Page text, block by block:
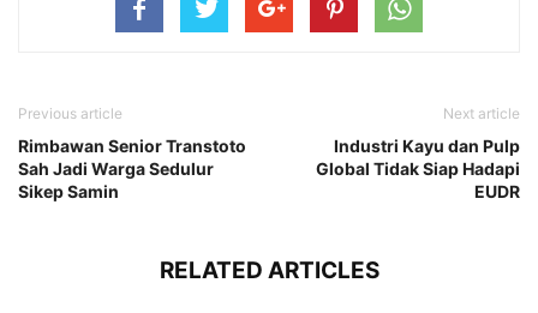
Previous article
Rimbawan Senior Transtoto
Sah Jadi Warga Sedulur
Sikep Samin
Next article
Industri Kayu dan Pulp
Global Tidak Siap Hadapi
EUDR
RELATED ARTICLES